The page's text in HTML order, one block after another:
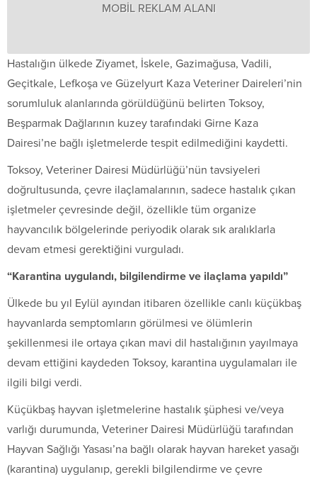
MOBİL REKLAM ALANI
Hastalığın ülkede Ziyamet, İskele, Gazimağusa, Vadili,
Geçitkale, Lefkoşa ve Güzelyurt Kaza Veteriner Daireleri’nin
sorumluluk alanlarında görüldüğünü belirten Toksoy,
Beşparmak Dağlarının kuzey tarafındaki Girne Kaza
Dairesi’ne bağlı işletmelerde tespit edilmediğini kaydetti.
Toksoy, Veteriner Dairesi Müdürlüğü’nün tavsiyeleri
doğrultusunda, çevre ilaçlamalarının, sadece hastalık çıkan
işletmeler çevresinde değil, özellikle tüm organize
hayvancılık bölgelerinde periyodik olarak sık aralıklarla
devam etmesi gerektiğini vurguladı.
“Karantina uygulandı, bilgilendirme ve ilaçlama yapıldı”
Ülkede bu yıl Eylül ayından itibaren özellikle canlı küçükbaş
hayvanlarda semptomların görülmesi ve ölümlerin
şekillenmesi ile ortaya çıkan mavi dil hastalığının yayılmaya
devam ettiğini kaydeden Toksoy, karantina uygulamaları ile
ilgili bilgi verdi.
Küçükbaş hayvan işletmelerine hastalık şüphesi ve/veya
varlığı durumunda, Veteriner Dairesi Müdürlüğü tarafından
Hayvan Sağlığı Yasası’na bağlı olarak hayvan hareket yasağı
(karantina) uygulanıp, gerekli bilgilendirme ve çevre